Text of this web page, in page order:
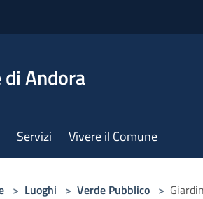
di Andora
Servizi Vivere il Comune
> Luoghi > Verde Pubblico >